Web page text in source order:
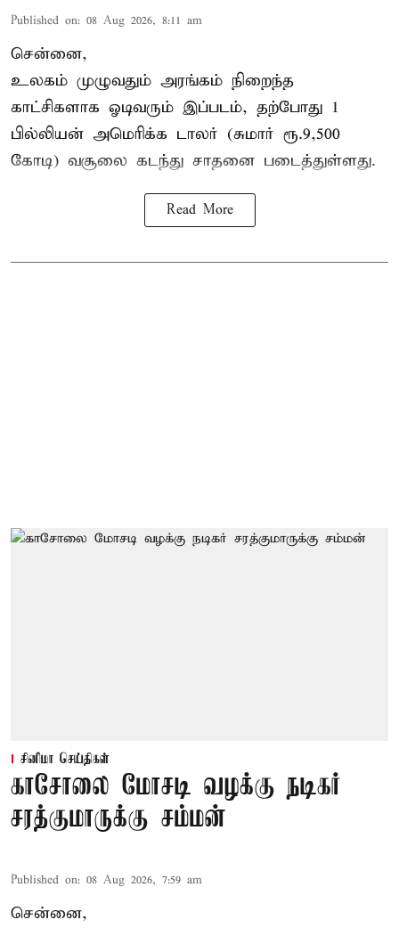
Published on: 08 Aug 2026, 8:11 am
சென்னை,
உலகம் முழுவதும் அரங்கம் நிறைந்த
காட்சிகளாக ஓடிவரும் இப்படம், தற்போது 1
பில்லியன் அமெரிக்க டாலர் (சுமார் ரூ.9,500
கோடி) வசூலை கடந்து சாதனை படைத்துள்ளது.
Read More
சினிமா செய்திகள்
காசோலை மோசடி வழக்கு நடிகர்
சரத்குமாருக்கு சம்மன்
Published on: 08 Aug 2026, 7:59 am
சென்னை,